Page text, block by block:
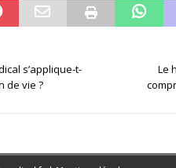
s’applique-t-
de vie ?
Le